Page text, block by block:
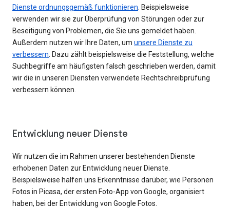
Dienste ordnungsgemäß funktionieren . Beispielsweise
verwenden wir sie zur Überprüfung von Störungen oder zur
Beseitigung von Problemen, die Sie uns gemeldet haben.
Außerdem nutzen wir Ihre Daten, um unsere Dienste zu
verbessern . Dazu zählt beispielsweise die Feststellung, welche
Suchbegriffe am häufigsten falsch geschrieben werden, damit
wir die in unseren Diensten verwendete Rechtschreibprüfung
verbessern können.
Entwicklung neuer Dienste
Wir nutzen die im Rahmen unserer bestehenden Dienste
erhobenen Daten zur Entwicklung neuer Dienste.
Beispielsweise halfen uns Erkenntnisse darüber, wie Personen
Fotos in Picasa, der ersten Foto-App von Google, organisiert
haben, bei der Entwicklung von Google Fotos.